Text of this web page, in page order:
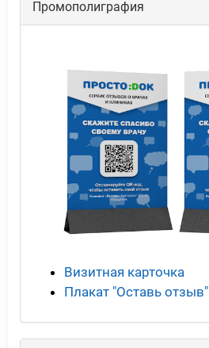
Промополиграфия
Визитная карточка
Плакат "Оставь отзыв"